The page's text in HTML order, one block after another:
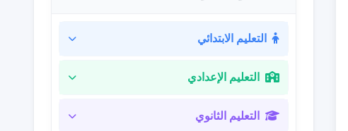
التعليم الابتدائي
التعليم الإعدادي
التعليم الثانوي